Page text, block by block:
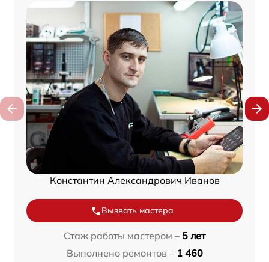
Константин Александрович Иванов
Вызвать мастера
Стаж работы мастером – 5 лет
Выполнено ремонтов – 1 460